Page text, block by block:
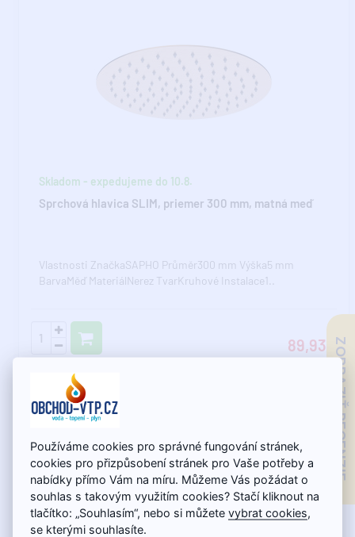
ZOBRAZIŤ RECENZIE
Skladom - expedujeme do 10.8.
Sprchová hlavica SLIM, priemer 300 mm, matná meď
Vlastnosti ZnačkaSAPHO Průměr300 mm Výška5 mm
BarvaMěď MateriálNerez TvarKruhové Instalace1..
89,93€
Používáme cookies pro správné fungování stránek,
cookies pro přizpůsobení stránek pro Vaše potřeby a
nabídky přímo Vám na míru. Můžeme Vás požádat o
souhlas s takovým využitím cookies? Stačí kliknout na
tlačítko: „Souhlasím“, nebo si můžetevybrat cookies,
se kterými souhlasíte.